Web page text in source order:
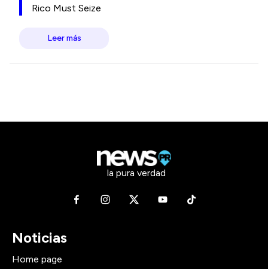
Rico Must Seize
Leer más
la pura verdad
Noticias
Home page